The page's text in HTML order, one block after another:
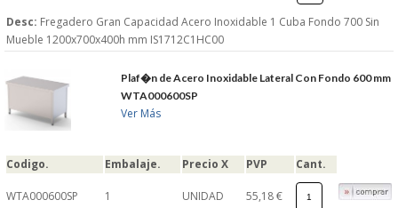
Desc: Fregadero Gran Capacidad Acero Inoxidable 1 Cuba Fondo 700 Sin
Mueble 1200x700x400h mm IS1712C1HC00
Plaf�n de Acero Inoxidable Lateral Con Fondo 600 mm
WTA000600SP
Ver Más
Codigo. Embalaje. Precio X PVP Cant.
WTA000600SP 1 UNIDAD 55,18 €